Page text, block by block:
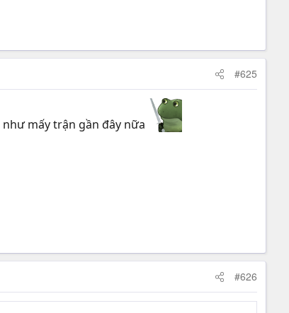
#625
mấy trận gần đây nữa
#626